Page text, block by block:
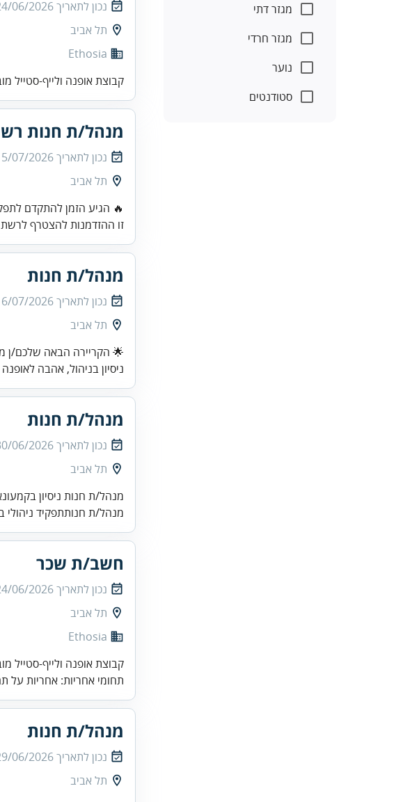
מגזר דתי
מגזר חרדי
נוער
סטודנטים
נכון לתאריך06/2026
תל אביב
Ethosia
קבוצת אופנה ולייף-
מנהל/ת חנות
נכון לתאריך07/2026
תל אביב
🔥 הגיע הזמן להתקדם
זו ההזדמנות להצטרף
מנהל/ת חנות
נכון לתאריך07/2026
תל אביב
🌟 הקריירה הבאה שלכם/ן
ניסיון בניהול, אהבה
מנהל/ת חנות
נכון לתאריך06/2026
תל אביב
מנהל/ת חנות ניסיון
מנהל/ת חנותתפקיד ניהולי
חשב/ת שכר
נכון לתאריך06/2026
תל אביב
Ethosia
קבוצת אופנה ולייף-
תחומי אחריות: אחריות
מנהל/ת חנות
נכון לתאריך06/2026
תל אביב